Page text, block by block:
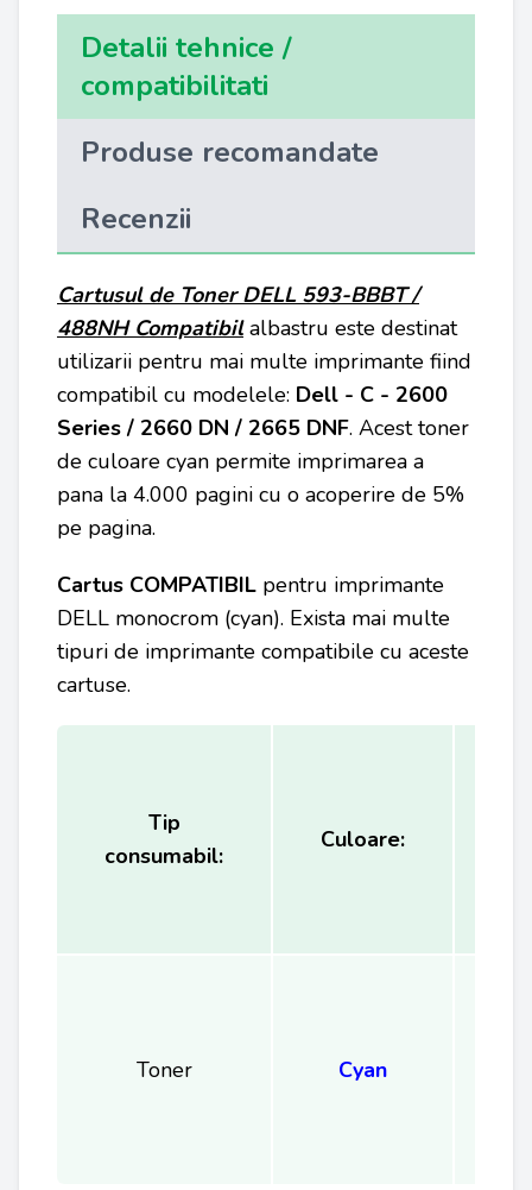
Detalii tehnice /
compatibilitati
Produse recomandate
Recenzii
Cartusul de Toner DELL 593-BBBT /
488NHCompatibilalbastru este destinat
utilizarii pentru mai multe imprimante fiind
compatibil cu modelele: Dell - C - 2600
Series / 2660 DN / 2665 DNF. Acest toner
de culoare cyan permite imprimarea a
pana la 4.000 pagini cu o acoperire de 5%
pe pagina.
Cartus COMPATIBIL pentru imprimante
DELL monocrom (cyan). Exista mai multe
tipuri de imprimante compatibile cu aceste
cartuse.
Tip
consumabil:
Culoare:
Toner Cyan